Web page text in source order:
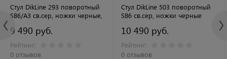
Стул DikLine 293 поворотный
SB6/A3 св.сер, ножки черные,
9 490 руб.
Рейтинг:
0 отзывов
Стул DikLine 503 поворотный
SB6 св.сер, ножки черные
10 490 руб.
Рейтинг:
0 отзывов